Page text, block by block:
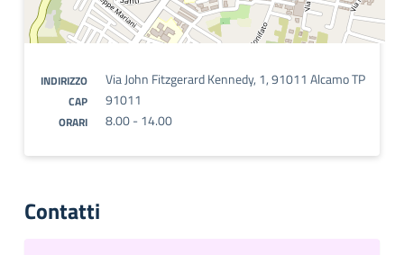
INDIRIZZO Via John Fitzgerard Kennedy, 1, 91011 Alcamo TP
CAP 91011
ORARI 8.00 - 14.00
Contatti